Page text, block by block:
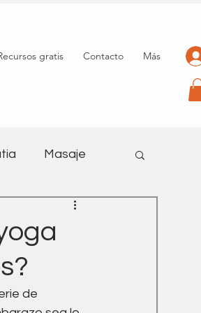
gratis Contacto Más
Masaje
de